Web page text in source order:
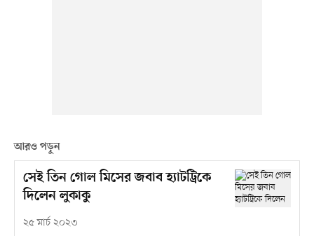
আরও পড়ুন
সেই তিন গোল মিসের জবাব হ্যাটট্রিকে
দিলেন লুকাকু
২৫ মার্চ ২০২৩